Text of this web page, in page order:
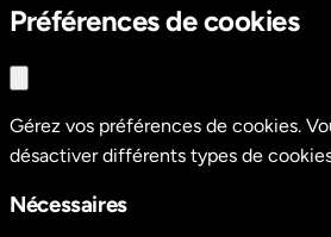
Préférences de cookies
Gérez vos préférences de cookies.
désactiver différents types de
Nécessaires